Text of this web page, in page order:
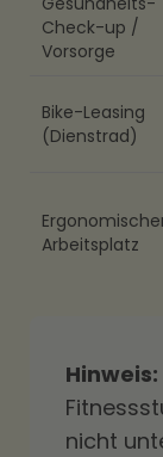
Check-up /
Vorsorge
Bike-Leasing
(Dienstrad)
Arbeitsplatz
Hinweis:
nicht